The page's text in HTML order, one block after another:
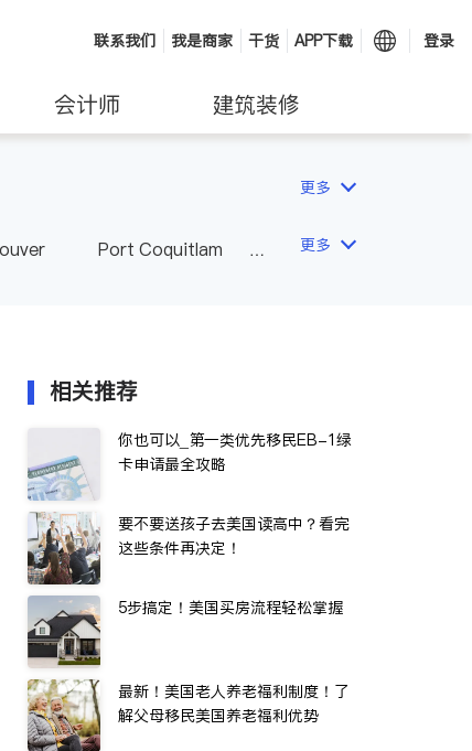
联系我们 我是商家 干货 APP下载 登录
会计师 建筑装修
更多
Port Coquitlam
更多
相关推荐
你也可以_第一类优先移民EB-1绿
卡申请最全攻略
要不要送孩子去美国读高中？看完
这些条件再决定！
5步搞定！美国买房流程轻松掌握
最新！美国老人养老福利制度！了
解父母移民美国养老福利优势